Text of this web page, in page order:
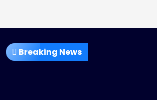
Breaking News